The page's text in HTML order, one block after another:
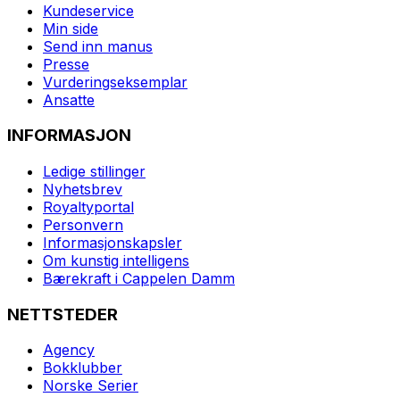
Kundeservice
Min side
Send inn manus
Presse
Vurderingseksemplar
Ansatte
INFORMASJON
Ledige stillinger
Nyhetsbrev
Royaltyportal
Personvern
Informasjonskapsler
Om kunstig intelligens
Bærekraft i Cappelen Damm
NETTSTEDER
Agency
Bokklubber
Norske Serier